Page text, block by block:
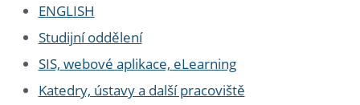
ENGLISH
Studijní oddělení
SIS, webové aplikace, eLearning
Katedry, ústavy a další pracoviště